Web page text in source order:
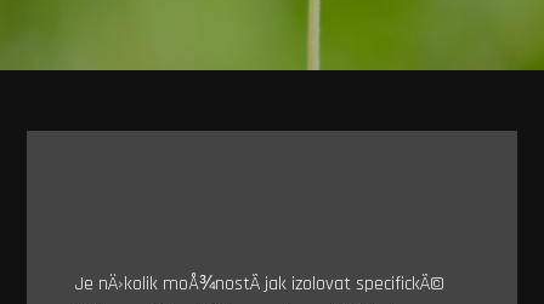
Je nÄ›kolik moÅ¾nostÃ­ jak izolovat specifickÃ©